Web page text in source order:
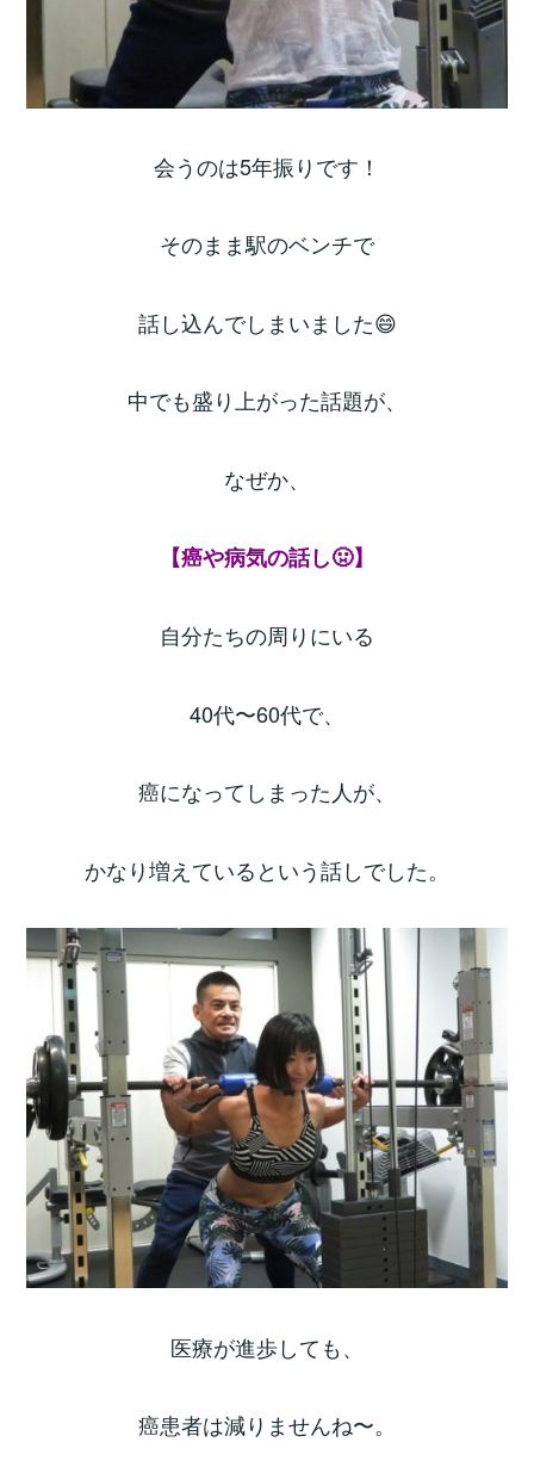
会うのは5年振りです！
そのまま駅のベンチで
話し込んでしまいました😄
中でも盛り上がった話題が、
なぜか、
【癌や病気の話し🤢】
自分たちの周りにいる
40代〜60代で、
癌になってしまった人が、
かなり増えているという話しでした。
医療が進歩しても、
癌患者は減りませんね〜。